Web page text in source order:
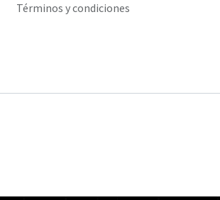
Términos y condiciones